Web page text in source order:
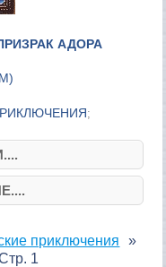
АДОРА
)
;
приключения
1